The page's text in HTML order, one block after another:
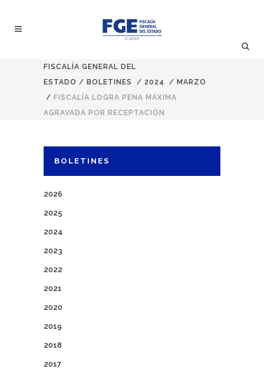
FISCALÍA GENERAL DEL
ESTADO / BOLETINES / 2024 / MARZO
/ FISCALÍA LOGRA PENA MÁXIMA
AGRAVADA POR RECEPTACIÓN
BOLETINES
2026
2025
2024
2023
2022
2021
2020
2019
2018
2017